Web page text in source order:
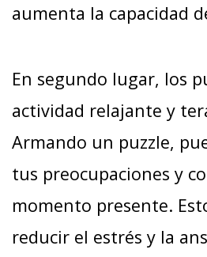
aumenta la capacidad
En segundo lugar, los
actividad relajante y
Armando un puzzle,
tus preocupaciones y
momento presente.
reducir el estrés y la